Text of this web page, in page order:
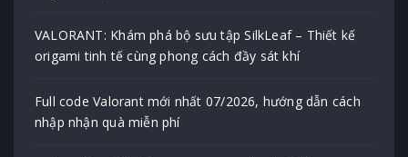
VALORANT: Khám phá bộ sưu tập SilkLeaf – Thiết kế
origami tinh tế cùng phong cách đầy sát khí
Full code Valorant mới nhất 07/2026, hướng dẫn cách
nhập nhận quà miễn phí